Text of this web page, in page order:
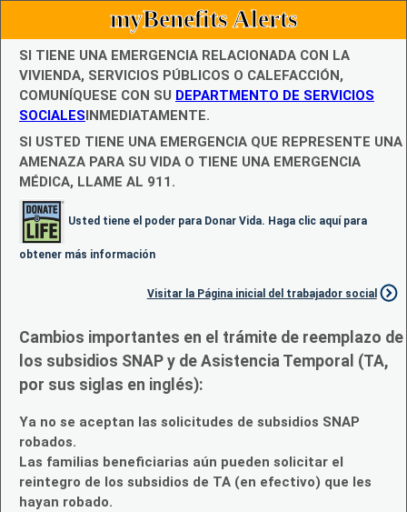
myBenefits Alerts
SI TIENE UNA EMERGENCIA RELACIONADA CON LA
VIVIENDA, SERVICIOS PÚBLICOS O CALEFACCIÓN,
COMUNÍQUESE CON SU DEPARTMENTO DE SERVICIOS
SOCIALESINMEDIATAMENTE.
SI USTED TIENE UNA EMERGENCIA QUE REPRESENTE UNA
AMENAZA PARA SU VIDA O TIENE UNA EMERGENCIA
MÉDICA, LLAME AL 911.
Usted tiene el poder para Donar Vida. Haga clic aquí para
obtener más información
Visitar la Página inicial del trabajador social
Cambios importantes en el trámite de reemplazo de
los subsidios SNAP y de Asistencia Temporal (TA,
por sus siglas en inglés):
Ya no se aceptan las solicitudes de subsidios SNAP
robados.
Las familias beneficiarias aún pueden solicitar el
reintegro de los subsidios de TA (en efectivo) que les
hayan robado.